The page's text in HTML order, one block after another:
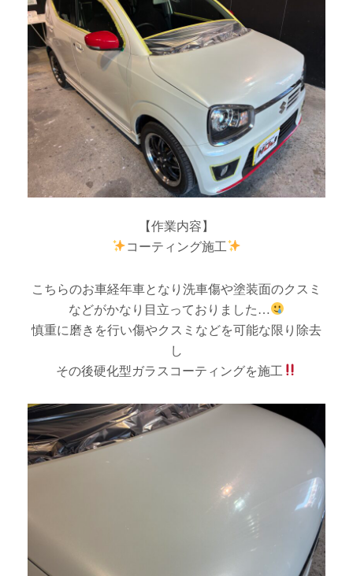
【作業内容】
コーティング施工
こちらのお車経年車となり洗車傷や塗装面のクスミ
などがかなり目立っておりました…
慎重に磨きを行い傷やクスミなどを可能な限り除去
し
その後硬化型ガラスコーティングを施工